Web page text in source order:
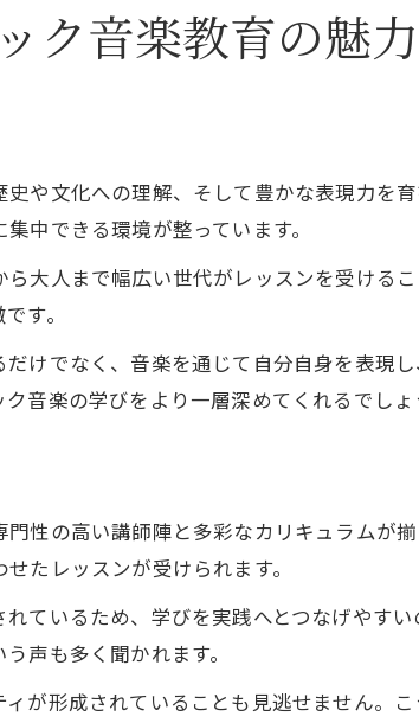
門機関の選択肢とその魅力
育機関を比較する際のポイント
で専門性を高める学校選びの秘訣
教育機関が専門性向上に最適な理由
教育で得られる専門スキルとは
教育機関選びで大切な視点
たクラシック教育の探し方
体験レッスンのメリットを知る
クラシック音楽の魅力を実感
育機関の体験レッスン活用術
ラシック音楽の学び方
教育機関選びと体験レッスン活用
ク音楽教育の魅力
や文化への理解、そして豊かな表現力を
中できる環境が整っています。
大人まで幅広い世代がレッスンを受ける
す。
けでなく、音楽を通じて自分自身を表現
音楽の学びをより一層深めてくれるでしょ
性の高い講師陣と多彩なカリキュラムが
たレッスンが受けられます。
ているため、学びを実践へとつなげやす
声も多く聞かれます。
が形成されていることも見逃せません。こ